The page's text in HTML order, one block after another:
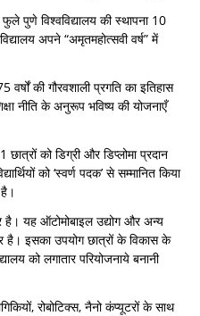
पुणे विश्वविद्यालय की स्थापना 10
अपने “अमृतमहोत्‍सवी वर्ष” में
वर्षों की गौरवशाली प्रगति का इतिहास
नीति के अनुरूप भविष्य की योजनाएँ
को डिग्री और डिप्लोमा प्रदान
को ‘स्वर्ण पदक’ से सम्मानित किया
है। यह ऑटोमोबाइल उद्योग और अन्य
है। इसका उपयोग छात्रों के विकास के
को लगातार परियोजनाये बनानी
रोबोटिक्स, नैनो कंप्यूटरों के साथ